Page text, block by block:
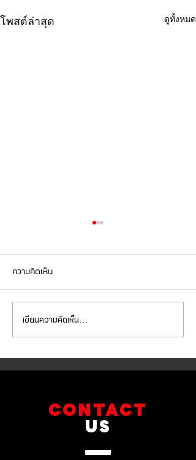
โพสต์ล่าสุด ดูทั้งหมด
Mercedes Benz E350e เข้า
รับบริการเปลี่ยนจานเบรก ผ้า
เบรกหน้า พร้อมเซ็นเซอร์
ความคิดเห็น
เขียนความคิดเห็น…
CONTACT
US